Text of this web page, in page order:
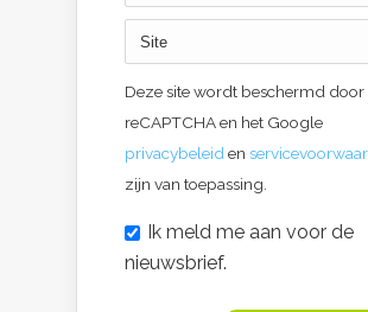
Deze site wordt beschermd door
reCAPTCHA en het Google
privacybeleid en
zijn van toepassing.
Ik meld me aan voor de
nieuwsbrief.